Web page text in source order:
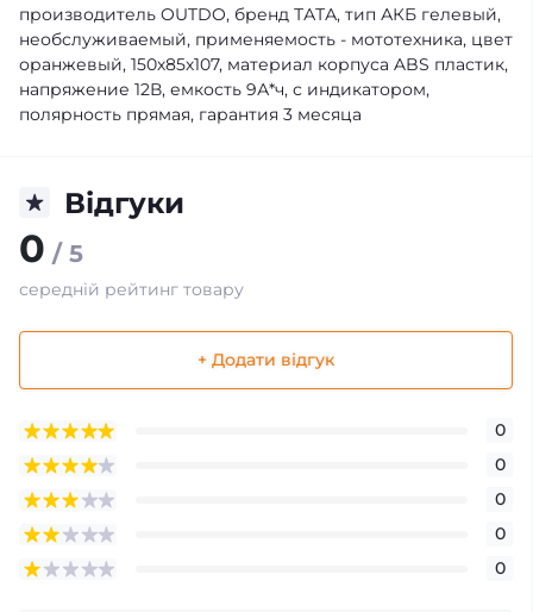
производитель OUTDO, бренд ТАТА, тип АКБ гелевый,
необслуживаемый, применяемость - мототехника, цвет
оранжевый, 150х85х107, материал корпуса ABS пластик,
напряжение 12В, емкость 9А*ч, с индикатором,
полярность прямая, гарантия 3 месяца
Відгуки
0 / 5
середній рейтинг товару
+ Додати відгук
0
0
0
0
0